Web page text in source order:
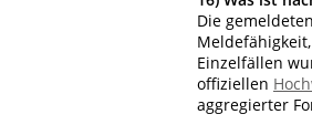
Die
Einzelfällen
offiziellen
aggregierter